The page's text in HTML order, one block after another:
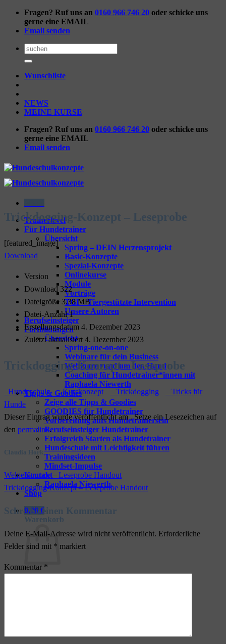
Zum
springen
Fragen? Ruf uns an 0160 966 746 20 oder schicke uns
gerne eine EMAIL
Email senden
Suchen
nach:
Wunschliste
NEWS
MEINE KURSE
Fragen? Ruf uns an 0160 966 746 20 oder schicke uns
gerne eine EMAIL
Email senden
Trainerlevel
Für Hundetrainer
Übersicht
Spring – DEIN Herzensprojekt
Basic-Konzepte
Spezial-Konzepte
Onlinekurse
Module
Vorträge
TGI – Tiergestützte Intervention
Unsere Autoren
Berufseinsteiger
Fortbildungen
Übersicht
Spring-one-on-one
Webinare für dein Business
Webinare rund um den Hund
Coaching für Hundetrainer*innen mit
Raphaela Niewerth
Tipps & Goodies
Zeige alle Tipps & Goodies
GOODIES für Hundetrainer
Vorbereitung aufs Hundetrainersein
Berufseinsteiger Hundetrainer
Erfolgreich Starten als Hundetrainer
Hundeschule mit Leichtigkeit führen
Trainingsideen
Mindset-Impulse
Kontakt
Raphaela Niewerth
Shop
0,00 €
Warenkorb
Trickdogging-Konzept – Leseprobe
[featured_image]
Download
Version
Download 322
Dateigröße 3.38 MB
Datei-Anzahl1
Erstellungsdatum 4. Dezember 2023
Zuletzt aktualisiert 4. Dezember 2023
Trickdogging-Konzept - Leseprobe
Hundeschule Kurskonzept Trickdogging
Tricks für
Hunde
Dieser Eintrag wurde veröffentlicht am . Setze ein Lesezeichen auf
den permalink.
Claudia Hork
Welpengruppe – Leseprobe Handout
Trickdogging-Konzept – Leseprobe Handout
Schreibe einen Kommentar
Deine E-Mail-Adresse wird nicht veröffentlicht. Erforderliche
Felder sind mit * markiert
Kommentar *